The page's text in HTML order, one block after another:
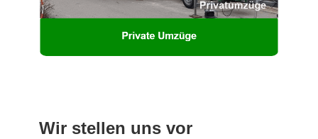
Wir stellen uns vor